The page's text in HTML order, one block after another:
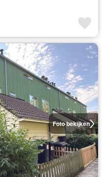
Foto bekijken